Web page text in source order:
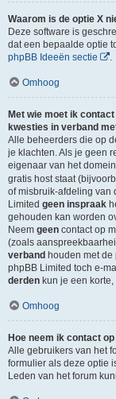
Waarom is de optie X
Deze software is
dat een bepaalde optie
phpBB Ideeën sectie
Omhoog
Met wie moet ik
kwesties in verband
Alle beheerders die op
je klachten. Als je geen
eigenaar van het
gratis host staat
of misbruik-afdeling van
Limited geen inspraak
gehouden kan worden
Neem geen contact op
(zoals
verband houden met
phpBB Limited toch e-
derden kun je een
Omhoog
Hoe neem ik contact
Alle gebruikers van het
formulier als deze optie
Leden van het forum